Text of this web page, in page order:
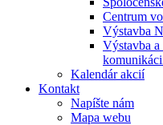
Centrum
Výstavba
Výstavba a
Kalendár akcií
Kontakt
Napíšte nám
Mapa webu